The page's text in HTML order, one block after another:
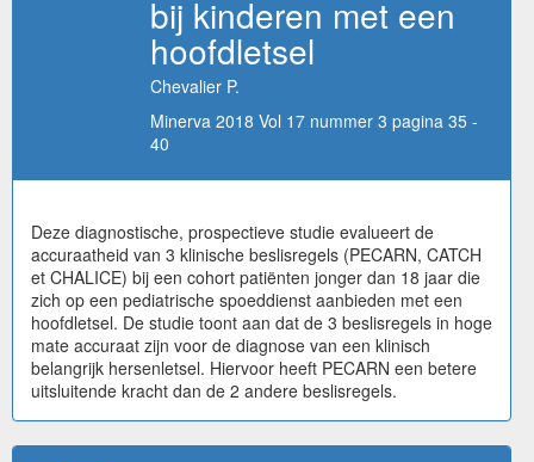
bij kinderen met een
hoofdletsel
Chevalier P.
Minerva 2018 Vol 17 nummer 3 pagina 35 -
40
Deze diagnostische, prospectieve studie evalueert de
accuraatheid van 3 klinische beslisregels (PECARN, CATCH
et CHALICE) bij een cohort patiënten jonger dan 18 jaar die
zich op een pediatrische spoeddienst aanbieden met een
hoofdletsel. De studie toont aan dat de 3 beslisregels in hoge
mate accuraat zijn voor de diagnose van een klinisch
belangrijk hersenletsel. Hiervoor heeft PECARN een betere
uitsluitende kracht dan de 2 andere beslisregels.